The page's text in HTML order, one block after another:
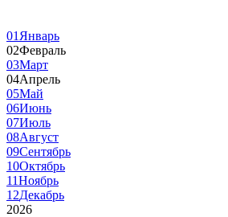
01 Январь
02Февраль
03Март
04Апрель
05Май
06Июнь
07Июль
08Август
09Сентябрь
10Октябрь
11Ноябрь
12Декабрь
2026